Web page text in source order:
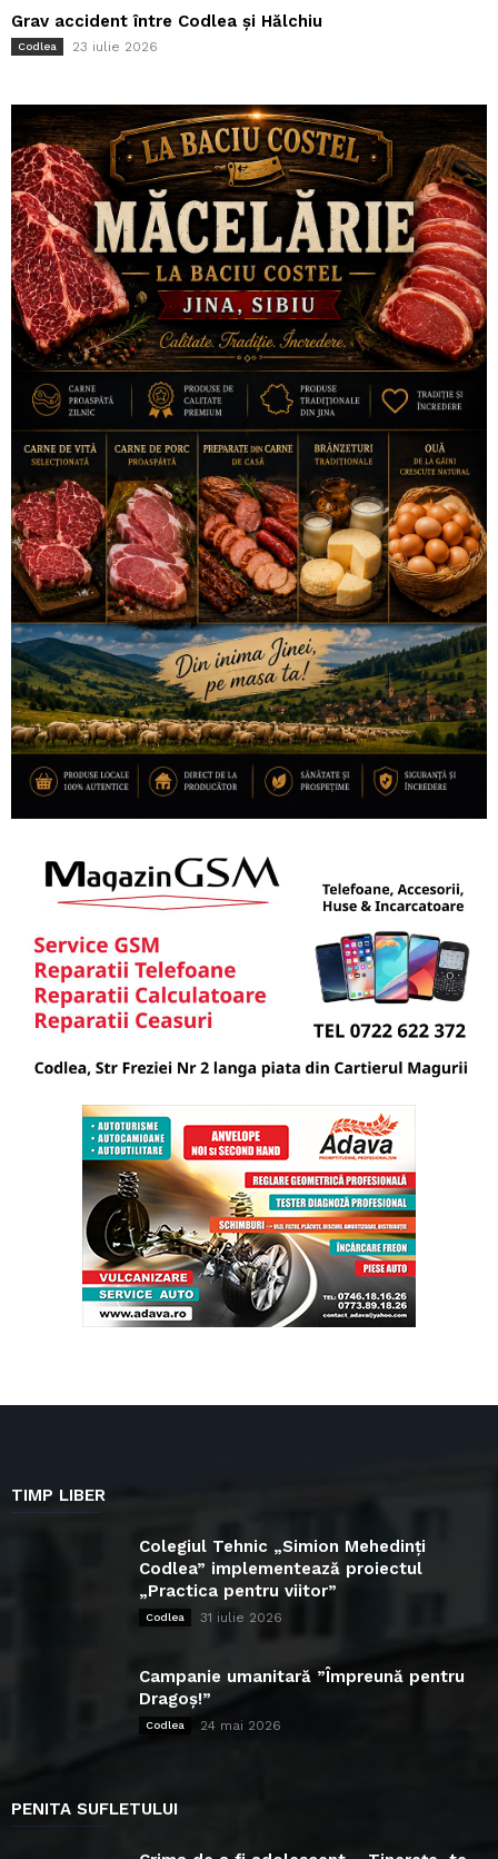
Grav accident între Codlea și Hălchiu
Codlea 23 iulie 2026
TIMP LIBER
Colegiul Tehnic „Simion Mehedinți
Codlea” implementează proiectul
„Practica pentru viitor”
Codlea 31 iulie 2026
Campanie umanitară ”Împreună pentru
Dragoș!”
Codlea 24 mai 2026
PENITA SUFLETULUI